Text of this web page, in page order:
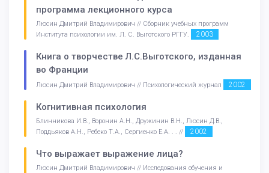
программа лекционного курса
Люсин Дмитрий Владимирович // Сборник учебных программ
Института психологии им. Л. С. Выготского РГГУ.
2003
Книга о творчестве Л.С.Выготского, изданная
во Франции
Люсин Дмитрий Владимирович // Психологический журнал 2002
Когнитивная психология
Блинникова И.В., Воронин А.Н., Дружинин В.Н., Люсин Д.В.,
Поддьяков А.Н., Ребеко Т.А., Сергиенко Е.А. . . //
2002
Что выражает выражение лица?
Люсин Дмитрий Владимирович // Исследования обучения и